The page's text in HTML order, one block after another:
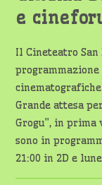
e
Il Cineteatro San
programmazione
Grande attesa
Grogu”, in prima
sono in
21:00 in 2D e